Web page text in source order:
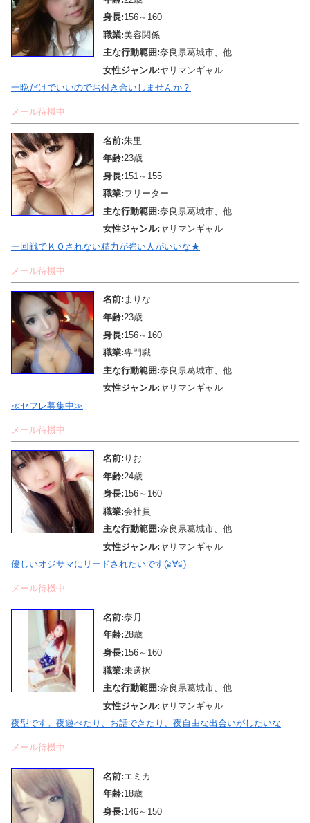
身長:156～160
職業:美容関係
主な行動範囲:奈良県葛城市、他
女性ジャンル:ヤリマンギャル
一晩だけでいいのでお付き合いしませんか？
メール待機中
名前:朱里
年齢:23歳
身長:151～155
職業:フリーター
主な行動範囲:奈良県葛城市、他
女性ジャンル:ヤリマンギャル
一回戦でＫＯされない精力が強い人がいいな★
メール待機中
名前: まりな
年齢:23歳
身長:156～160
職業:専門職
主な行動範囲:奈良県葛城市、他
女性ジャンル:ヤリマンギャル
≪セフレ募集中≫
メール待機中
名前: りお
年齢:24歳
身長:156～160
職業:会社員
主な行動範囲:奈良県葛城市、他
女性ジャンル:ヤリマンギャル
優しいオジサマにリードされたいです(≧∀≦)
メール待機中
名前:奈月
年齢:28歳
身長:156～160
職業:未選択
主な行動範囲:奈良県葛城市、他
女性ジャンル:ヤリマンギャル
夜型です。夜遊べたり、お話できたり、夜自由な出会いがしたいな
メール待機中
名前:エミカ
年齢:18歳
身長:146～150